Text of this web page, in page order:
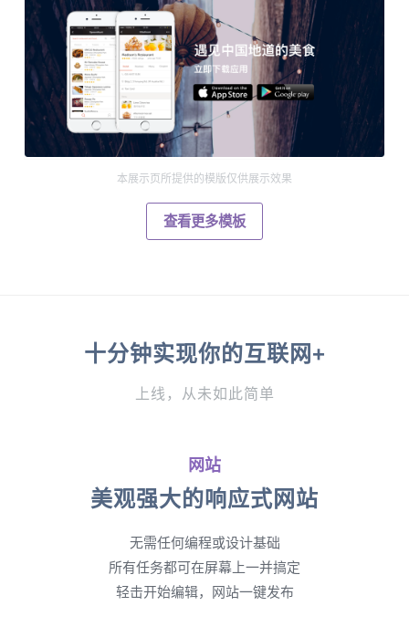
本展示页所提供的模版仅供展示效果
查看更多模板
十分钟实现你的互联网+
上线，从未如此简单
网站
美观强大的响应式网站
无需任何编程或设计基础
所有任务都可在屏幕上一并搞定
轻击开始编辑，网站一键发布